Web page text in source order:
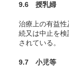
9.6 授乳婦
治療上の有益
続又は中止を
されている。
9.7 小児等